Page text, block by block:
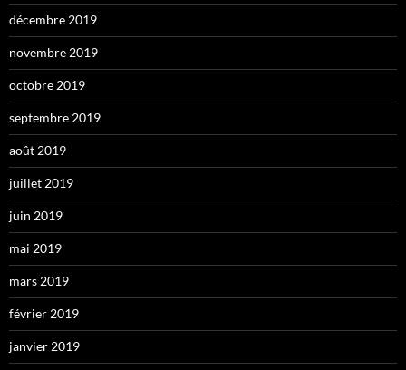
décembre 2019
novembre 2019
octobre 2019
septembre 2019
août 2019
juillet 2019
juin 2019
mai 2019
mars 2019
février 2019
janvier 2019